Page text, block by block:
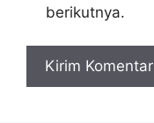
berikutnya.